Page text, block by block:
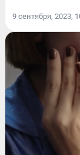
9 сентября, 2023,